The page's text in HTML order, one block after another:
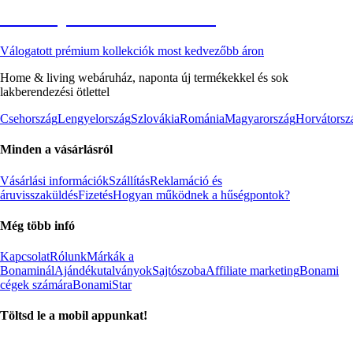
Válogatott prémium kollekciók most kedvezőbb áron
Home & living webáruház, naponta új termékekkel és sok
lakberendezési ötlettel
CsehországLengyelországSzlovákiaRomániaMagyarország
Minden a vásárlásról
Vásárlási információkSzállításReklamáció és
áruvisszaküldésFizetésHogyan működnek a hűségpontok?
Még több infó
KapcsolatRólunkMárkák a
BonaminálAjándékutalványokSajtószobaAffiliate marketingBonami
cégek számáraBonamiStar
Töltsd le a mobil appunkat!